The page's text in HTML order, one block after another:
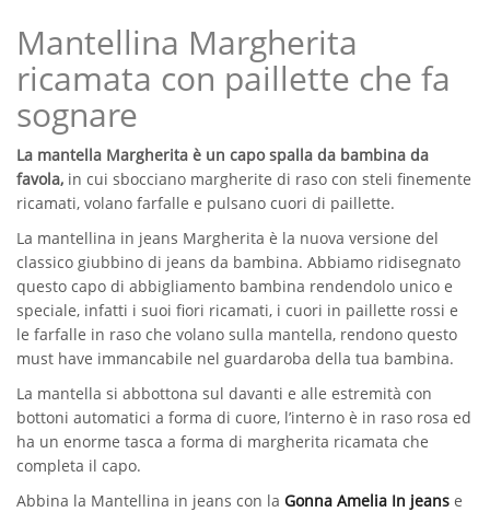
Mantellina Margherita
ricamata con paillette che fa
sognare
La mantella Margherita è un capo spalla da bambina da
favola, in cui sbocciano margherite di raso con steli finemente
ricamati, volano farfalle e pulsano cuori di paillette.
La mantellina in jeans Margherita è la nuova versione del
classico giubbino di jeans da bambina. Abbiamo ridisegnato
questo capo di abbigliamento bambina rendendolo unico e
speciale, infatti i suoi fiori ricamati, i cuori in paillette rossi e
le farfalle in raso che volano sulla mantella, rendono questo
must have immancabile nel guardaroba della tua bambina.
La mantella si abbottona sul davanti e alle estremità con
bottoni automatici a forma di cuore, l’interno è in raso rosa ed
ha un enorme tasca a forma di margherita ricamata che
completa il capo.
Abbina la Mantellina in jeans con la Gonna Amelia In jeans e